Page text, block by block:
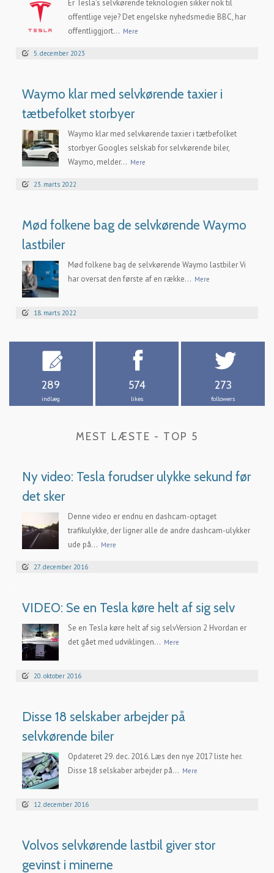
Er Tesla’s selvkørende teknologien sikker nok til
offentlige veje? Det engelske nyhedsmedie BBC, har
offentliggjort... Mere
5. december 2023
Waymo klar med selvkørende taxier i
tætbefolket storbyer
Waymo klar med selvkørende taxier i tætbefolket
storbyer Googles selskab for selvkørende biler,
Waymo, melder... Mere
23. marts 2022
Mød folkene bag de selvkørende Waymo
lastbiler
Mød folkene bag de selvkørende Waymo lastbiler Vi
har oversat den første af en række... Mere
18. marts 2022
289
indlæg
574
likes
273
followers
MEST LÆSTE - TOP 5
Ny video: Tesla forudser ulykke sekund før
det sker
Denne video er endnu en dashcam-optaget
trafikulykke, der ligner alle de andre dashcam-ulykker
ude på... Mere
27. december 2016
VIDEO: Se en Tesla køre helt af sig selv
Se en Tesla køre helt af sig selvVersion 2 Hvordan er
det gået med udviklingen... Mere
20. oktober 2016
Disse 18 selskaber arbejder på
selvkørende biler
Opdateret 29. dec. 2016. Læs den nye 2017 liste her.
Disse 18 selskaber arbejder på... Mere
12. december 2016
Volvos selvkørende lastbil giver stor
gevinst i minerne